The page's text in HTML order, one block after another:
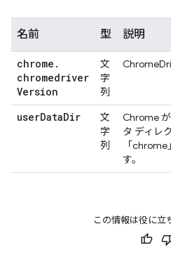
名前 型 説明
chrome .
chromedriver
Version
文
字
列
userDataDir
文
字
列
Chrome
タ ディレ
「
す。
この情報は役に立